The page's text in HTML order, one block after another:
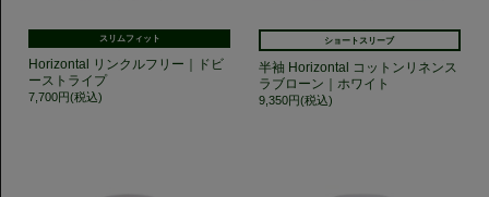
スリムフィット
Horizontal リンクルフリー｜ドビ
ーストライプ
7,700円(税込)
ショートスリーブ
半袖 Horizontal コットンリネンス
ラブローン｜ホワイト
9,350円(税込)